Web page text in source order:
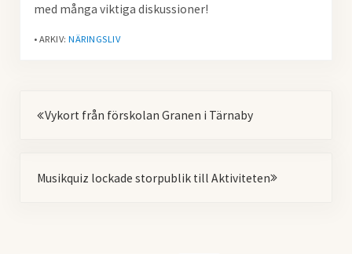
med många viktiga diskussioner!
• ARKIV:NÄRINGSLIV
Vykort från förskolan Granen i Tärnaby
Musikquiz lockade storpublik till Aktiviteten